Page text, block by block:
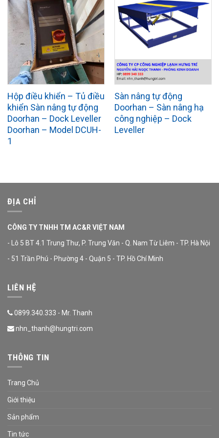
Hộp điều khiển – Tủ điều
khiển Sàn nâng tự động
Doorhan – Dock Leveller
Doorhan – Model DCUH-
1
Sàn nâng tự động
Doorhan – Sàn nâng hạ
công nghiệp – Dock
Leveller
ĐỊA CHỈ
CÔNG TY TNHH TM AC&R VIỆT NAM
- Lô 5 BT 4.1 Trung Thư, P. Trung Văn - Q. Nam Từ Liêm - TP. Hà Nội
- 51 Trần Phú - Phường 4 - Quận 5 - TP. Hồ Chí Minh
LIÊN HỆ
0899.340.333 - Mr. Thanh
nhn_thanh@hungtri.com
THÔNG TIN
Trang Chủ
Giới thiệu
Sản phẩm
Tin tức